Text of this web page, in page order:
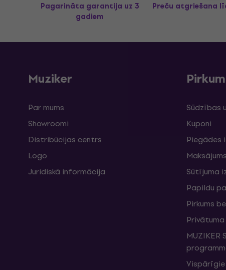
Pagarināta garantija uz 3
gadiem
Preču atgriešana
Muziker
Par mums
Showroomi
Distribūcijas centrs
Logo
Juridiskā informācija
Sūdzības
Kuponi
Piegādes
Maksājums
Sūtījuma
Papildu
Pirkums